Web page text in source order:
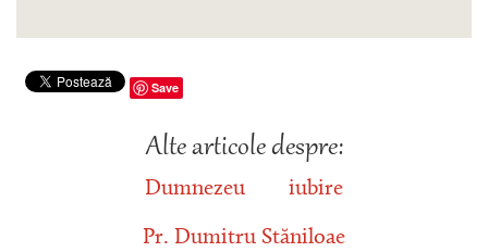
Save
Alte articole despre:
Dumnezeu iubire
Pr. Dumitru Stăniloae